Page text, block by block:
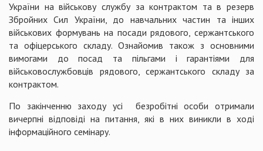
України на військову службу за контрактом та в резерв
Збройних Сил України, до навчальних частин та інших
військових формувань на посади рядового, сержантського
та офіцерського складу. Ознайомив також з основними
вимогами до посад та пільгами і гарантіями для
військовослужбовців рядового, сержантського складу за
контрактом.
По закінченню заходу усі безробітні особи отримали
вичерпні відповіді на питання, які в них виникли в ході
інформаційного семінару.